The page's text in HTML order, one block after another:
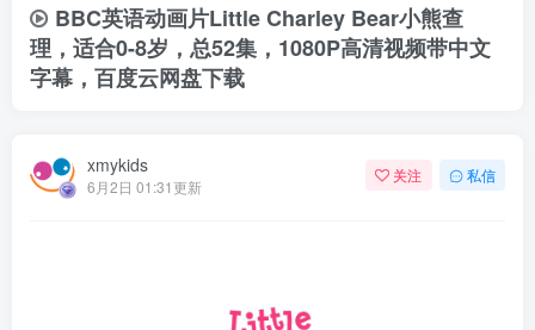
BBC英语动画片Little Charley Bear小熊查
理，适合0-8岁，总52集，1080P高清视频带中文
字幕，百度云网盘下载
xmykids
6月2日 01:31更新
关注 私信